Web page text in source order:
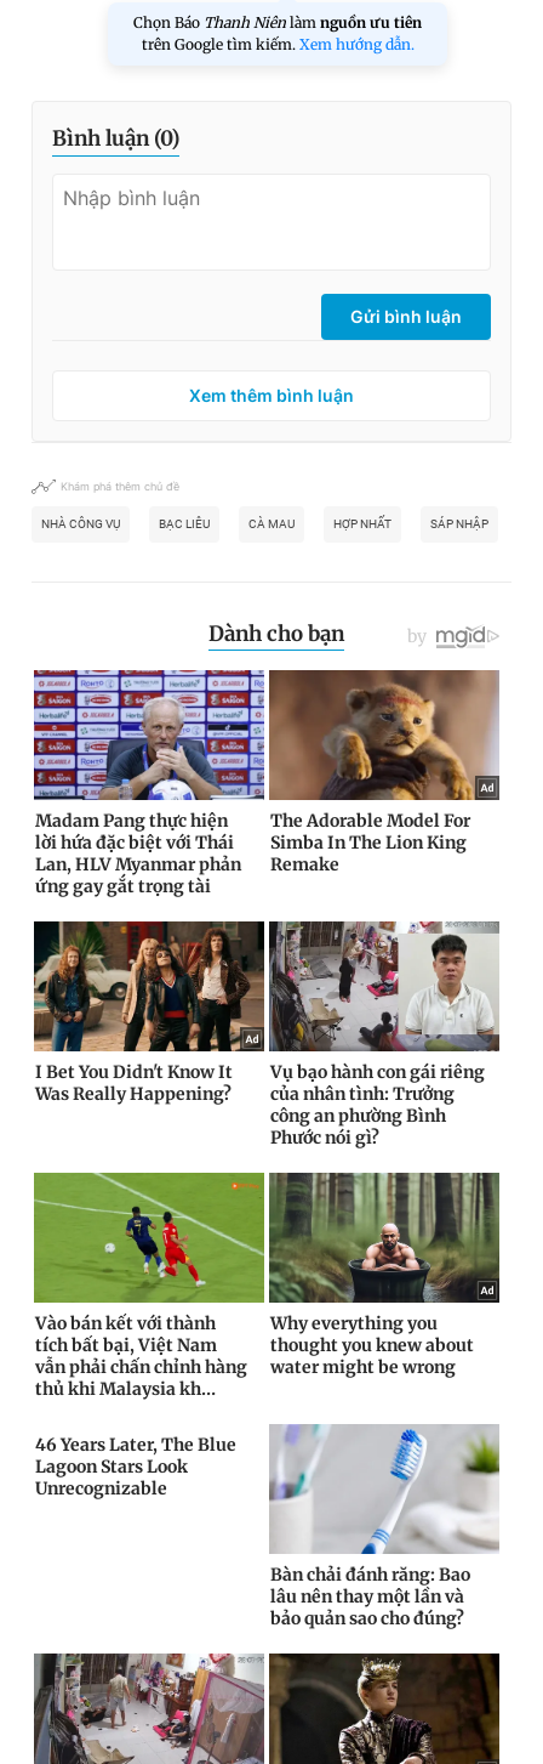
Chọn Báo Thanh Niên làm nguồn ưu tiên
trên Google tìm kiếm. Xem hướng dẫn.
Bình luận (0)
Gửi bình luận
Xem thêm bình luận
Khám phá thêm chủ đề
NHÀ CÔNG VỤ BẠC LIÊU CÀ MAU HỢP NHẤT SÁP NHẬP